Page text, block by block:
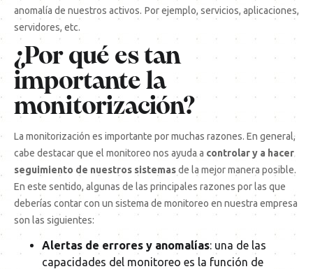
anomalía de nuestros activos. Por ejemplo, servicios, aplicaciones,
servidores, etc.
¿Por qué es tan
importante la
monitorización?
La monitorización es importante por muchas razones. En general,
cabe destacar que el monitoreo nos ayuda a controlar y a hacer
seguimiento de nuestros sistemasde la mejor manera posible.
En este sentido, algunas de las principales razones por las que
deberías contar con un sistema de monitoreo en nuestra empresa
son las siguientes:
Alertas de errores y anomalías: una de las
capacidades del monitoreo es la función de